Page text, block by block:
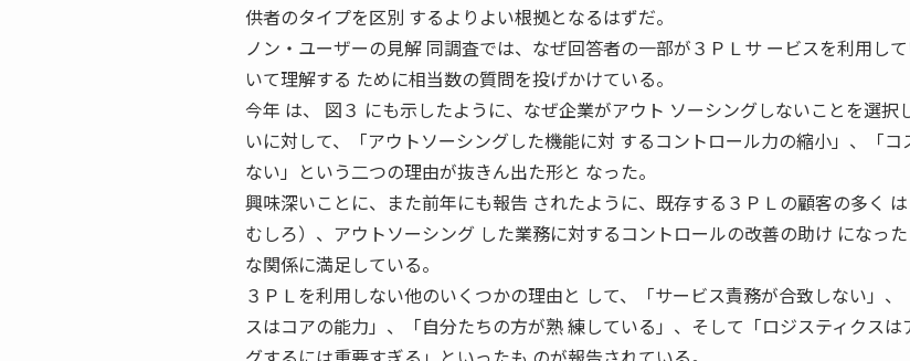
供者のタイプを区別 するよりよい根拠となるはずだ。
ノン・ユーザーの見解 同調査では、なぜ回答者の一部が３ＰＬサ ービスを利用し
いて理解する ために相当数の質問を投げかけている。
今年 は、 図３ にも示したように、なぜ企業がアウト ソーシングしないことを選択
いに対して、「アウトソーシングした機能に対 するコントロール力の縮小」、「コ
ない」という二つの理由が抜きん出た形と なった。
興味深いことに、また前年にも報告 されたように、既存する３ＰＬの顧客の多く
むしろ）、アウトソーシング した業務に対するコントロールの改善の助け になっ
な関係に満足している。
３ＰＬを利用しない他のいくつかの理由と して、「サービス責務が合致しない」、
スはコアの能力」、「自分たちの方が熟 練している」、そして「ロジスティクスは